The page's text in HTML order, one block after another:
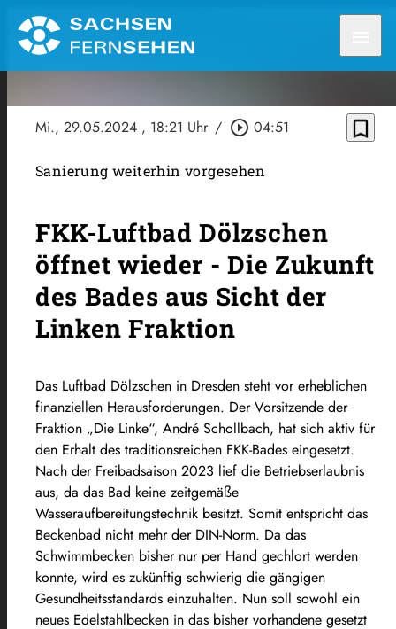
Mi., 29.05.2024 , 18:21 Uhr / play_circle_outline 04:51 bookmark_border
Sanierung weiterhin vorgesehen
FKK-Luftbad Dölzschen
öffnet wieder - Die Zukunft
des Bades aus Sicht der
Linken Fraktion
Das Luftbad Dölzschen in Dresden steht vor erheblichen
finanziellen Herausforderungen. Der Vorsitzende der
Fraktion „Die Linke“, André Schollbach, hat sich aktiv für
den Erhalt des traditionsreichen FKK-Bades eingesetzt.
Nach der Freibadsaison 2023 lief die Betriebserlaubnis
aus, da das Bad keine zeitgemäße
Wasseraufbereitungstechnik besitzt. Somit entspricht das
Beckenbad nicht mehr der DIN-Norm. Da das
Schwimmbecken bisher nur per Hand gechlort werden
konnte, wird es zukünftig schwierig die gängigen
Gesundheitsstandards einzuhalten. Nun soll sowohl ein
neues Edelstahlbecken in das bisher vorhandene gesetzt